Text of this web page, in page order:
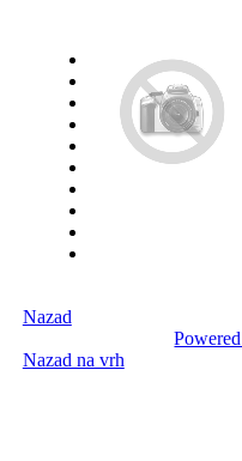
Nazad
Nazad na vrh